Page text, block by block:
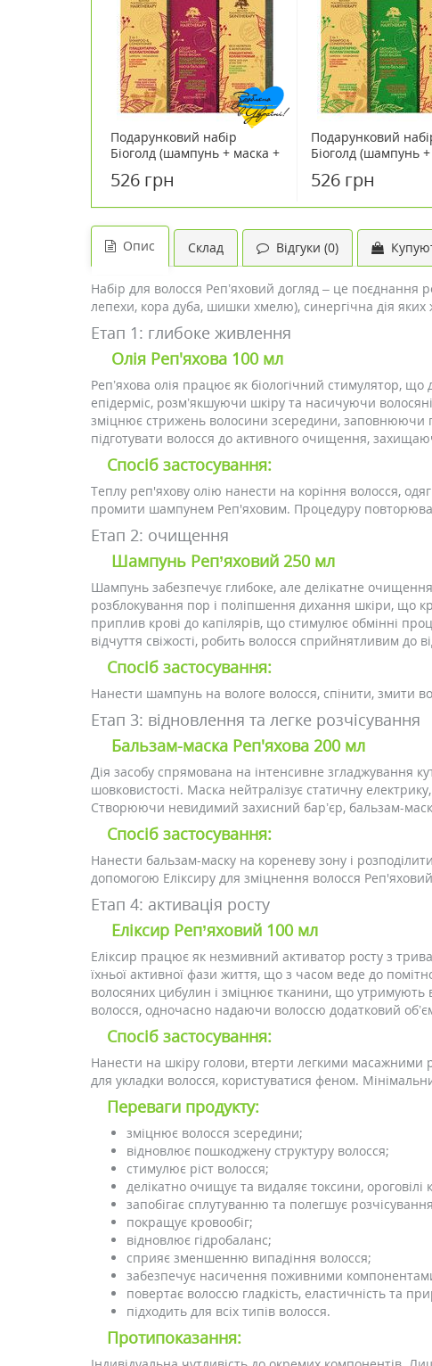
Подарунковий набір
Біоголд (шампунь + маска +
пофарбованого і
526 грн
Подарунковий
Біоголд (шампунь
волосся
526 грн
Опис Склад Відгуки (0)
Набір для волосся Реп’яховий догляд – це поєднання
лепехи, кора дуба, шишки хмелю), синергічна дія яких
Етап 1: глибоке живлення
Олія Реп'яхова 100 мл
Реп’яхова олія працює як біологічний стимулятор,
епідерміс, розм’якшуючи шкіру та насичуючи
зміцнює стрижень волосини зсередини, заповнюючи
підготувати волосся до активного очищення,
Спосіб застосування:
Теплу реп'яхову олію нанести на коріння волосся,
промити шампунем Реп'яховим. Процедуру
Етап 2: очищення
Шампунь Реп’яховий 250 мл
Шампунь забезпечує глибоке, але делікатне
розблокування пор і поліпшення дихання шкіри, що
приплив крові до капілярів, що стимулює обмінні
відчуття свіжості, робить волосся сприйнятливим до
Спосіб застосування:
Нанести шампунь на вологе волосся, спінити, змити
Етап 3: відновлення та легке розчісування
Бальзам-маска Реп'яхова 200 мл
Дія засобу спрямована на інтенсивне згладжування
шовковистості. Маска нейтралізує статичну
Створюючи невидимий захисний бар’єр, бальзам-
Спосіб застосування:
Нанести бальзам-маску на кореневу зону і
допомогою Еліксиру для зміцнення волосся
Етап 4: активація росту
Еліксир Реп’яховий 100 мл
Еліксир працює як незмивний активатор росту з
їхньої активної фази життя, що з часом веде до
волосяних цибулин і зміцнює тканини, що утримують
волосся, одночасно надаючи волоссю додатковий
Спосіб застосування:
Нанести на шкіру голови, втерти легкими масажними
для укладки волосся, користуватися феном.
Переваги продукту:
зміцнює волосся зсередини;
відновлює пошкоджену структуру волосся;
стимулює ріст волосся;
делікатно очищує та видаляє токсини,
запобігає сплутуванню та полегшує
покращує кровообіг;
відновлює гідробаланс;
сприяє зменшенню випадіння волосся;
забезпечує насичення поживними
повертає волоссю гладкість, еластичність та
підходить для всіх типів волосся.
Протипоказання: